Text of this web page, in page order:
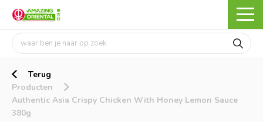
Terug
Producten
Authentic Asia Crispy Chicken With Honey Lemon Sauce
380g